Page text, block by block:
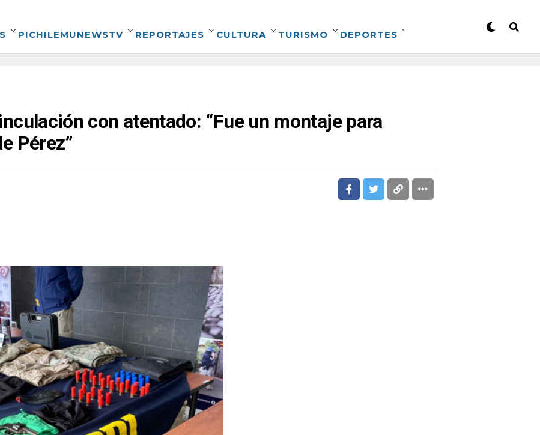
PICHILEMUNEWSTV REPORTAJES CULTURA TURISMO DEPORTES
con atentado: “Fue un montaje para
Pérez”